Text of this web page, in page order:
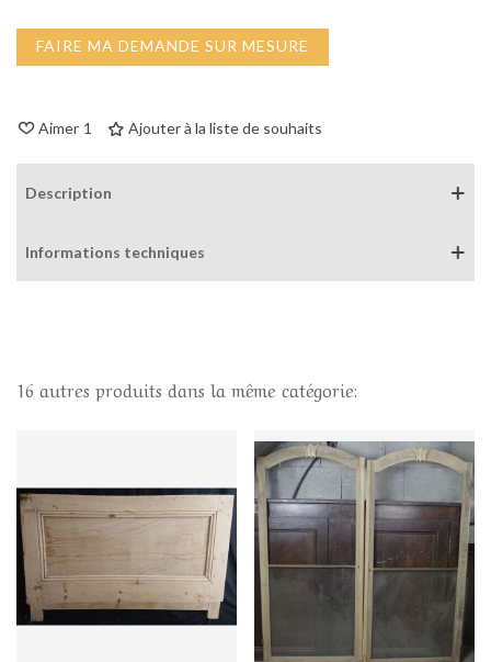
FAIRE MA DEMANDE SUR MESURE
Aimer 1 Ajouter à la liste de souhaits
Description
Informations techniques
16 autres produits dans la même catégorie: